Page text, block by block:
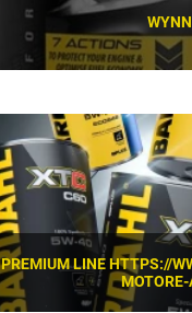
PREMIUM LINE HTTPS://
MOTORE-